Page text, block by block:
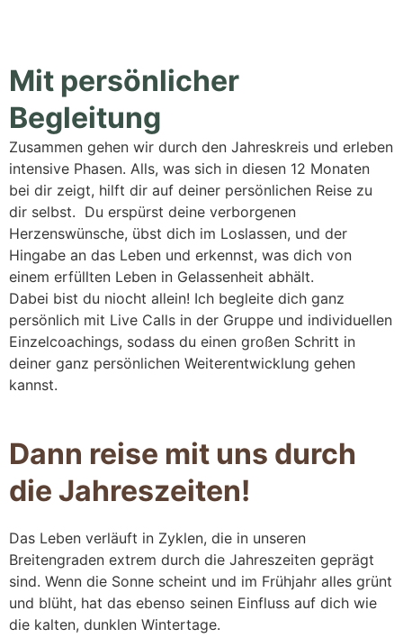
Mit persönlicher
Begleitung
Zusammen gehen wir durch den Jahreskreis und erleben
intensive Phasen. Alls, was sich in diesen 12 Monaten
bei dir zeigt, hilft dir auf deiner persönlichen Reise zu
dir selbst. Du erspürst deine verborgenen
Herzenswünsche, übst dich im Loslassen, und der
Hingabe an das Leben und erkennst, was dich von
einem erfüllten Leben in Gelassenheit abhält.
Dabei bist du niocht allein! Ich begleite dich ganz
persönlich mit Live Calls in der Gruppe und individuellen
Einzelcoachings, sodass du einen großen Schritt in
deiner ganz persönlichen Weiterentwicklung gehen
kannst.
Dann reise mit uns durch
die Jahreszeiten!
Das Leben verläuft in Zyklen, die in unseren
Breitengraden extrem durch die Jahreszeiten geprägt
sind. Wenn die Sonne scheint und im Frühjahr alles grünt
und blüht, hat das ebenso seinen Einfluss auf dich wie
die kalten, dunklen Wintertage.